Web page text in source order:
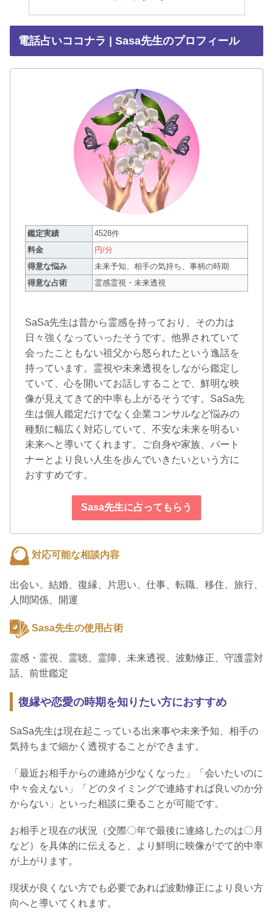
電話占いココナラ | Sasa先生のプロフィール
鑑定実績
4528件
料金
円/分
得意な悩み
未来予知、相手の気持ち、事柄の時期
得意な占術
霊感霊視・未来透視
SaSa先生は昔から霊感を持っており、その力は
日々強くなっていったそうです。他界されていて
会ったこともない祖父から怒られたという逸話を
持っています。霊視や未来透視をしながら鑑定し
ていて、心を開いてお話しすることで、鮮明な映
像が見えてきて的中率も上がるそうです。SaSa先
生は個人鑑定だけでなく企業コンサルなど悩みの
種類に幅広く対応していて、不安な未来を明るい
未来へと導いてくれます。ご自身や家族、パート
ナーとより良い人生を歩んでいきたいという方に
おすすめです。
Sasa先生に占ってもらう
対応可能な相談内容
出会い、結婚、復縁、片思い、仕事、転職、移住、旅行、
人間関係、開運
Sasa先生の使用占術
霊感・霊視、霊聴、霊障、未来透視、波動修正、守護霊対
話、前世鑑定
復縁や恋愛の時期を知りたい方におすすめ
SaSa先生は現在起こっている出来事や未来予知、相手の
気持ちまで細かく透視することができます。
「最近お相手からの連絡が少なくなった」「会いたいのに
中々会えない」「どのタイミングで連絡すれば良いのか分
からない」といった相談に乗ることが可能です。
お相手と現在の状況（交際〇年で最後に連絡したのは〇月
など）を具体的に伝えると、より鮮明に映像がでて的中率
が上がります。
現状が良くない方でも必要であれば波動修正により良い方
向へと導いてくれます。